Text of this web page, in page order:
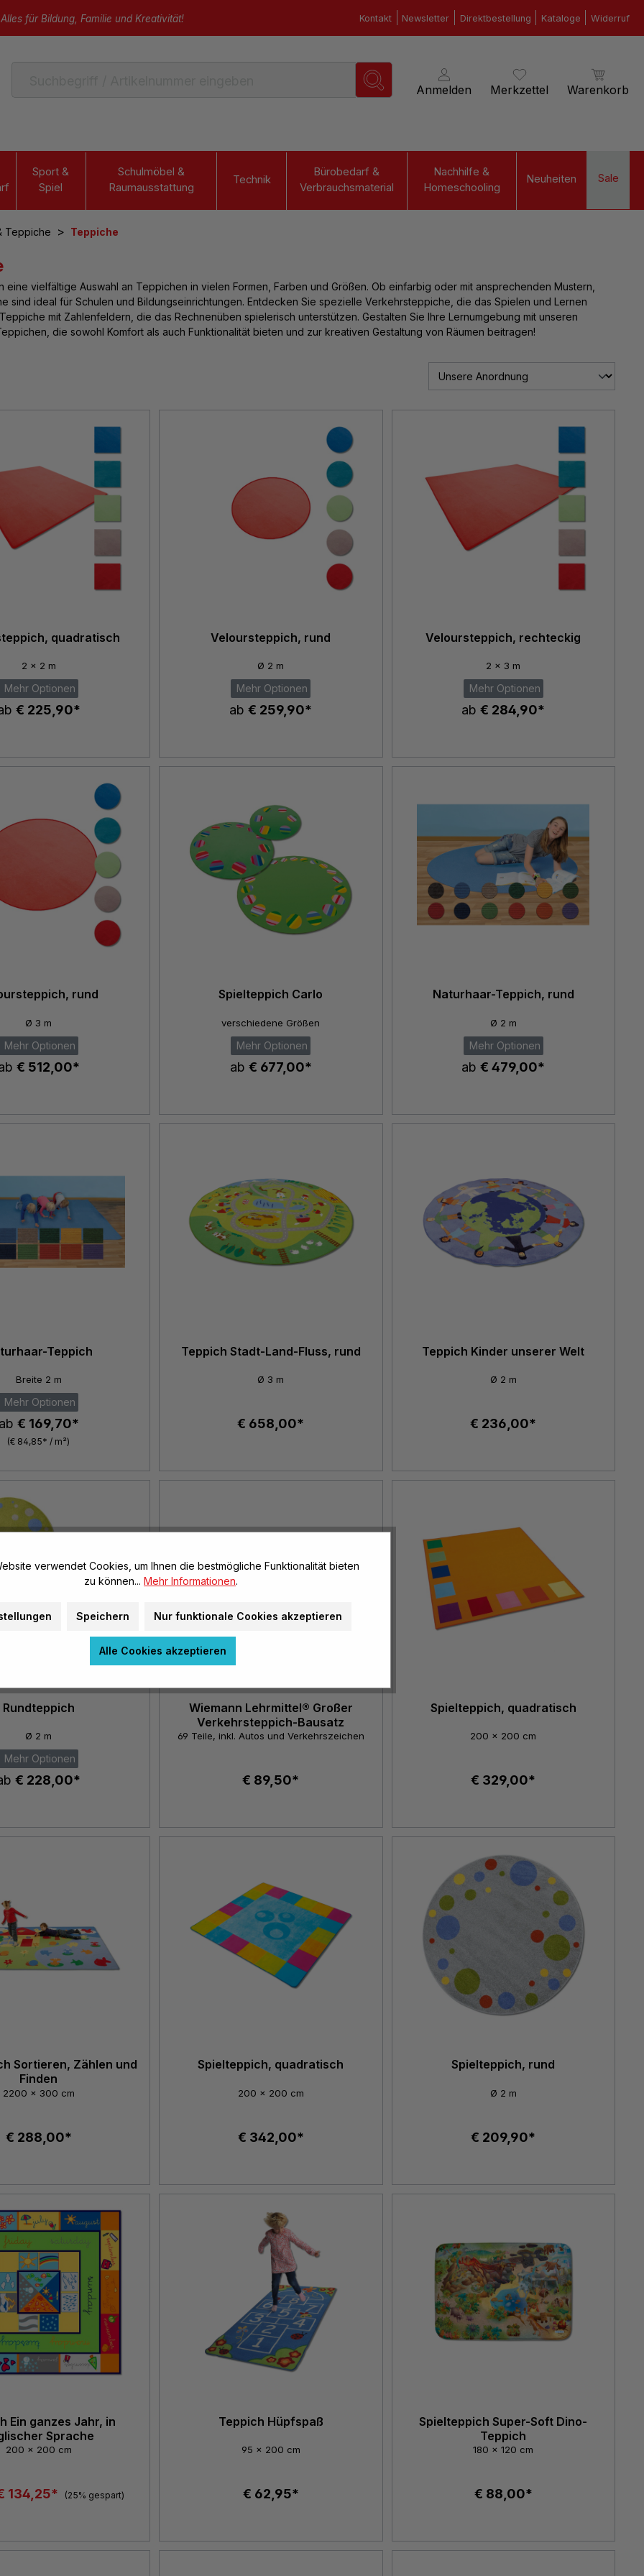
Alles für Bildung, Familie und Kreativität! Kontakt Newsletter Direktbestellung Kataloge Widerruf
Anmelden Merkzettel Warenkorb
Sport &
Spiel
Schulmöbel &
Raumausstattung
Technik
Bürobedarf &
Verbrauchsmaterial
Nachhilfe &
Homeschooling
Neuheiten Sale
Teppiche > Teppiche
eine vielfältige Auswahl an Teppichen in vielen Formen, Farben und Größen. Ob einfarbig oder mit ansprechenden Mustern,
sind ideal für Schulen und Bildungseinrichtungen. Entdecken Sie spezielle Verkehrsteppiche, die das Spielen und Lernen
mit Zahlenfeldern, die das Rechnenüben spielerisch unterstützen. Gestalten Sie Ihre Lernumgebung mit unseren
die sowohl Komfort als auch Funktionalität bieten und zur kreativen Gestaltung von Räumen beitragen!
quadratisch
2 x 2 m
Mehr Optionen
€ 225,90*
Veloursteppich, rund
Ø 2 m
Mehr Optionen
ab€ 259,90*
Veloursteppich, rechteckig
2 x 3 m
Mehr Optionen
ab€ 284,90*
rund
Ø 3 m
Mehr Optionen
€ 512,00*
Spielteppich Carlo
verschiedene Größen
Mehr Optionen
ab € 677,00*
Naturhaar-Teppich, rund
Ø 2 m
Mehr Optionen
ab€ 479,00*
Teppich
Breite 2 m
Mehr Optionen
€ 169,70*
(€ 84,85* / m²)
Teppich Stadt-Land-Fluss, rund
Ø 3 m
€ 658,00*
Teppich Kinder unserer Welt
Ø 2 m
€ 236,00*
Rundteppich
Ø 2 m
Mehr Optionen
€ 228,00*
Wiemann Lehrmittel® Großer
Verkehrsteppich-Bausatz
69 Teile, inkl. Autos und Verkehrszeichen
€ 89,50*
Spielteppich, quadratisch
200 x 200 cm
€ 329,00*
Sortieren, Zählen und
Finden
2200 x 300 cm
€ 288,00*
Spielteppich, quadratisch
200 x 200 cm
€ 342,00*
Spielteppich, rund
Ø 2 m
€ 209,90*
Ein ganzes Jahr, in
Sprache
200 x 200 cm
134,25* (25% gespart)
Teppich Hüpfspaß
95 x 200 cm
€ 62,95*
Spielteppich Super-Soft Dino-
Teppich
180 x 120 cm
€ 88,00*
verwendet Cookies, um Ihnen die bestmögliche Funktionalität bieten
zu können... Mehr Informationen.
Speichern Nur funktionale Cookies akzeptieren
Alle Cookies akzeptieren